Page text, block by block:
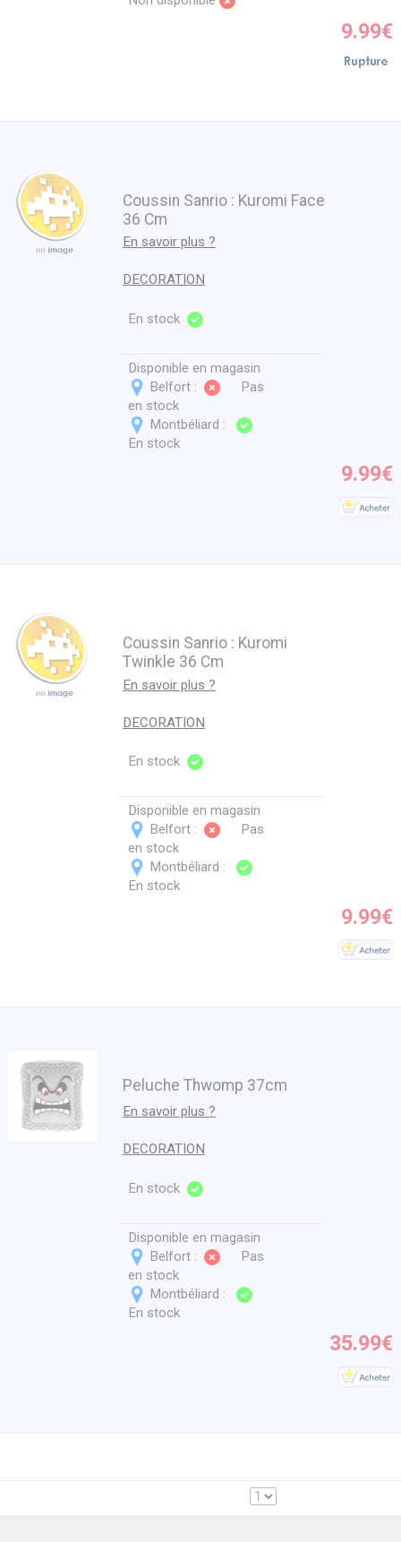
9.99€
Coussin Sanrio : Kuromi Face
36 Cm
En savoir plus ?
DECORATION
En stock
Disponible en magasin
Belfort :
Pas
en stock
Montbéliard :
En stock
9.99€
Coussin Sanrio : Kuromi
Twinkle 36 Cm
En savoir plus ?
DECORATION
En stock
Disponible en magasin
Belfort :
Pas
en stock
Montbéliard :
En stock
9.99€
Peluche Thwomp 37cm
En savoir plus ?
DECORATION
En stock
Disponible en magasin
Belfort :
Pas
en stock
Montbéliard :
En stock
35.99€